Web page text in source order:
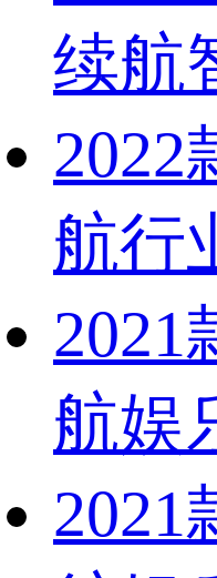
续航
航行
航娱